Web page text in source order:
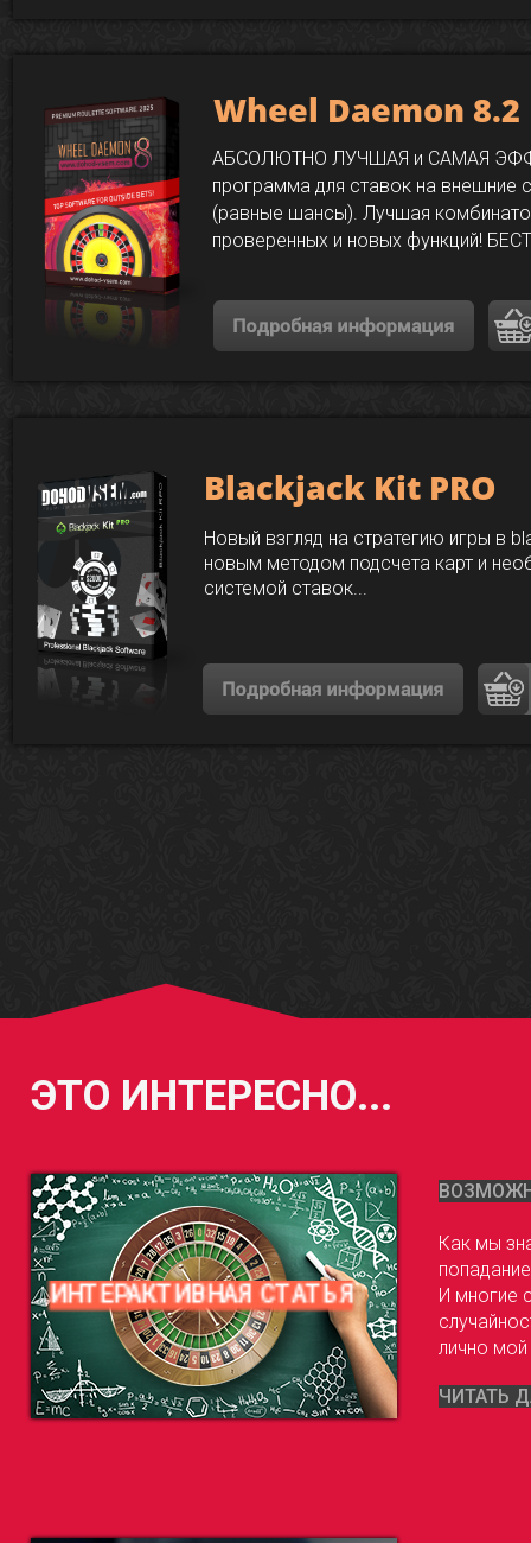
ЭТО ИНТЕРЕСНО...
Как мы
И многие
лично
ЧИТАТЬ
ИНТЕРАКТИВНАЯ СТАТЬЯ
Wheel Daemon 8.2
АБСОЛЮТНО ЛУЧШАЯ и САМАЯ
программа для ставок на внешние
(равные шансы). Лучшая
проверенных и новых функций!
Новый взгляд на стратегию игры в
новым методом подсчета карт и
системой ставок...
Blackjack Kit PRO